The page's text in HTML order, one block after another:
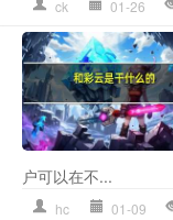
ck 01-26
户可以在不...
hc 01-09